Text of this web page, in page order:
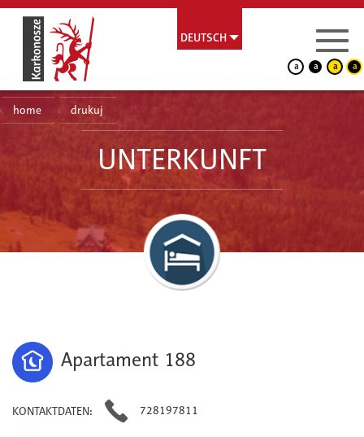
DEUTSCH
a a a a
home drukuj
UNTERKUNFT
Apartament 188
KONTAKTDATEN: 728197811